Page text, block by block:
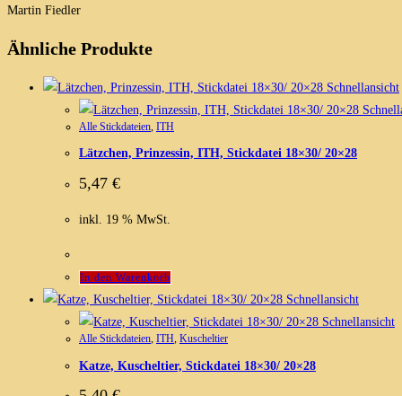
Martin Fiedler
Ähnliche Produkte
Schnellansicht
Alle Stickdateien ITH
Lätzchen, Prinzessin, ITH, Stickdatei 18×30/ 20×28
5,47 €
inkl. 19 % MwSt.
In den Warenkorb
Schnellansicht
Schnellansicht
Alle Stickdateien, ITH, Kuscheltier
Katze, Kuscheltier, Stickdatei 18×30/ 20×28